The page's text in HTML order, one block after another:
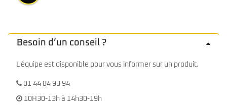
Besoin d’un conseil ?
L'équipe est disponible pour vous informer sur un produit.
01 44 84 93 94
10H30-13h à 14h30-19h